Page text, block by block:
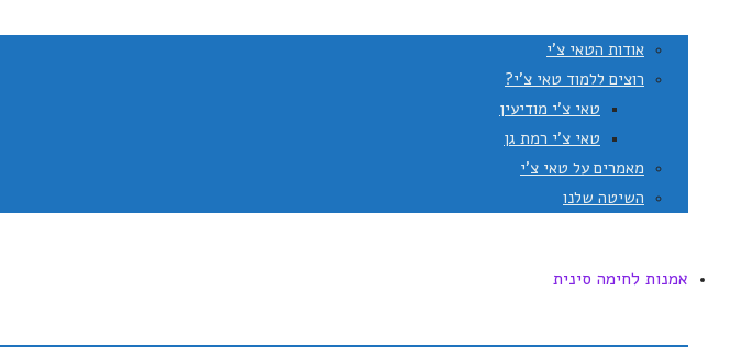
אודות הטאי צ'י
רוצים ללמוד טאי צ'י?
טאי צ'י מודיעין
טאי צ'י רמת גן
מאמרים על טאי צ'י
השיטה שלנו
אמנות לחימה סינית